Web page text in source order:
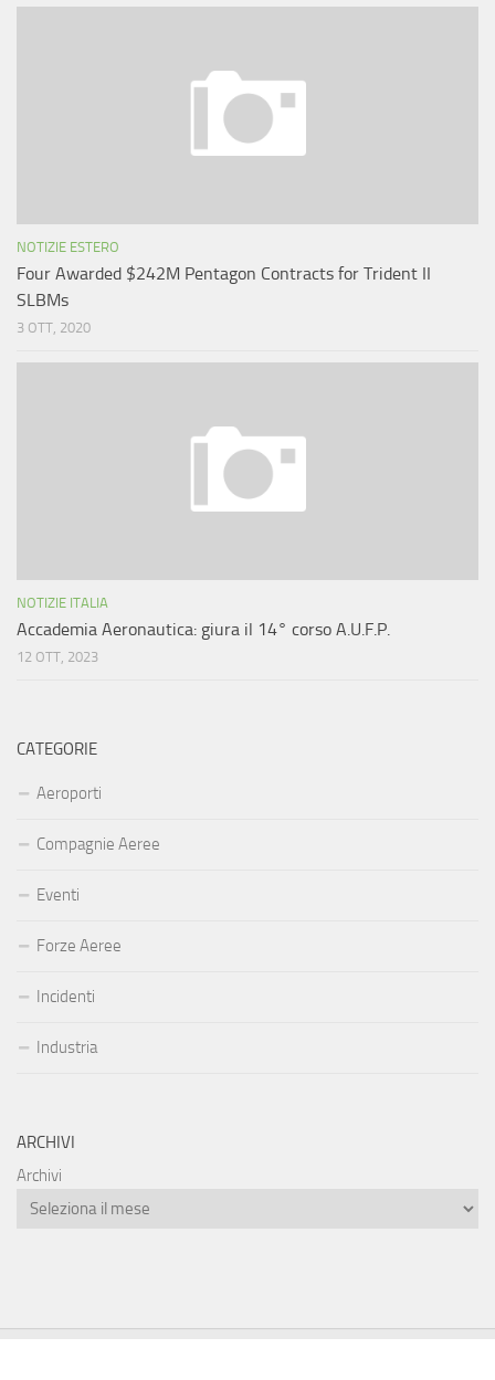
NOTIZIE ESTERO
Four Awarded $242M Pentagon Contracts for Trident II
SLBMs
3 OTT, 2020
NOTIZIE ITALIA
Accademia Aeronautica: giura il 14° corso A.U.F.P.
12 OTT, 2023
CATEGORIE
Aeroporti
Compagnie Aeree
Eventi
Forze Aeree
Incidenti
Industria
ARCHIVI
Archivi